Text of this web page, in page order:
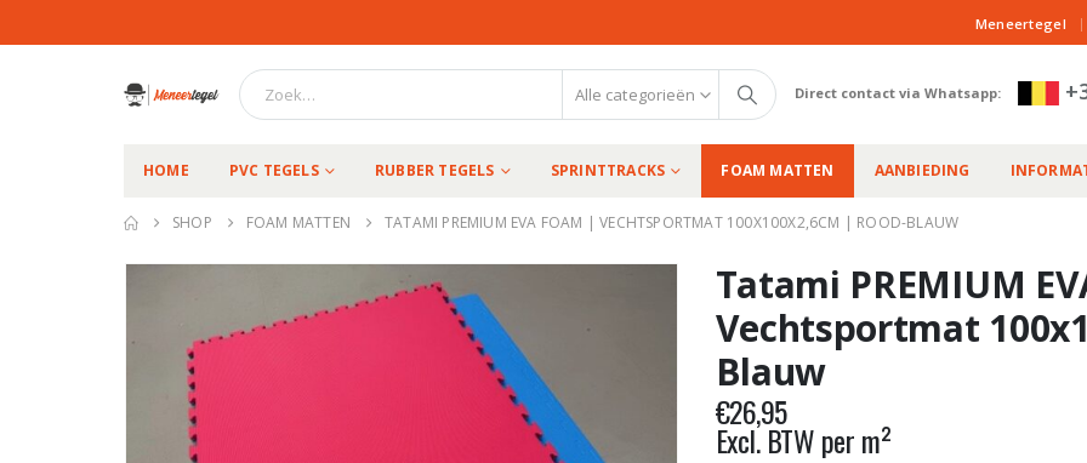
Meneertegel |
Alle categorieën Direct contact via Whatsapp:
HOME PVC TEGELS RUBBER TEGELS SPRINTTRACKS FOAM MATTEN AANBIEDING
SHOP FOAM MATTEN TATAMI PREMIUM EVA FOAM | VECHTSPORTMAT 100X100X2,6CM | ROOD-BLAUW
Tatami PREMIUM
Vechtsportmat
Blauw
€26,95
Excl. BTW per m²